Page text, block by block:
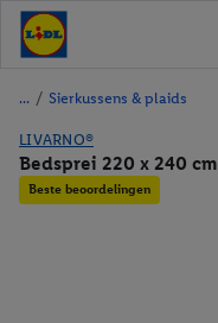
/ Sierkussens & plaids
LIVARNO®
Bedsprei 220 x 240 cm
Beste beoordelingen